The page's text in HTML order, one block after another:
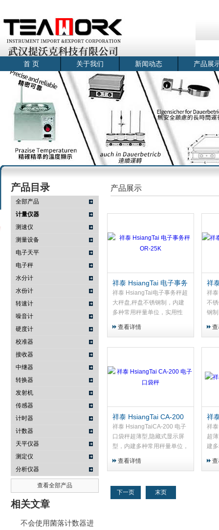
武汉提沃克科技有限公司
首 页 关于我们 新闻动态 产品展
产品目录
全部产品
计量仪器
测速仪
测量设备
电子天平
电子秤
水分计
水份计
转速计
噪音计
硬度计
校准器
接收器
中继器
转换器
发射机
传感器
计时器
计数器
天平仪器
测定仪
分析仪器
查看全部产品
相关文章
不会使用菌落计数器进
产品展示
祥泰 HsiangTai 电子事务
秤OR-25K
祥泰 HsiangTai电子事务秤超
大秤盘,秤盘不锈钢制，内建
多种常用秤量单位，实用性
盘盛装样本。
查看详情
祥
秤
祥
不
钢
祥泰 HsiangTai CA-200
电子口袋秤
祥泰 HsiangTaiCA-200 电子
口袋秤超薄型,隐藏式显示屏
型，内建多种常用秤量单位，
保护面板
查看详情
祥
袋
祥
超
建
下一页 末页